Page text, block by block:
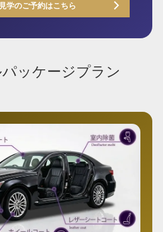
学のご予約はこちら
ッケージプラン